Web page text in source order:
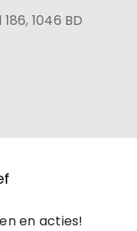
1046 BD
en acties!